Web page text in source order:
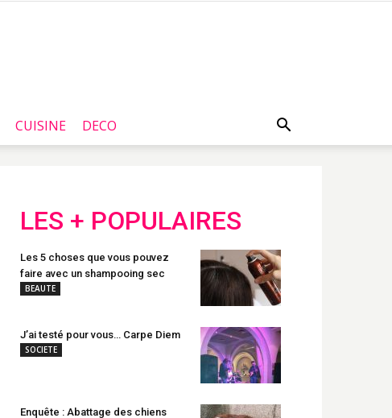
CUISINE DECO
LES + POPULAIRES
Les 5 choses que vous pouvez
faire avec un shampooing sec
BEAUTE
J’ai testé pour vous… Carpe Diem
SOCIETE
Enquête : Abattage des chiens